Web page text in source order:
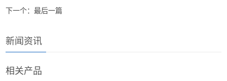
下一个：最后一篇
新闻资讯
相关产品